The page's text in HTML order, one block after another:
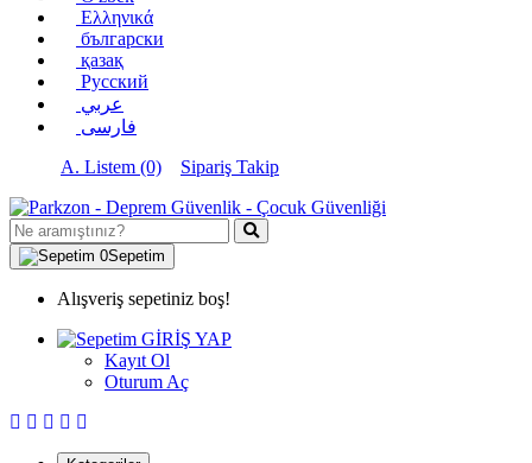
Ελληνικά
български
қазақ
Русский
عربي
فارسی
A. Listem (0)
Sipariş Takip
0Sepetim
Alışveriş sepetiniz boş!
GİRİŞ YAP
Kayıt Ol
Oturum Aç